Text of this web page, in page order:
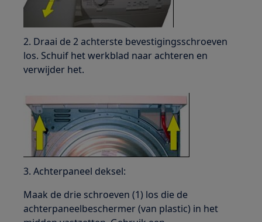
2. Draai de 2 achterste bevestigingsschroeven
los. Schuif het werkblad naar achteren en
verwijder het.
3. Achterpaneel deksel:
Maak de drie schroeven (1) los die de
achterpaneelbeschermer (van plastic) in het